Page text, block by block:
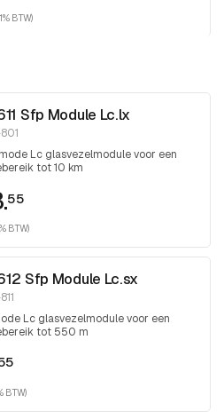
BTW)
Sfp Module Lc.lx
Lc glasvezelmodule voor een
tot 10 km
55
BTW)
Sfp Module Lc.sx
Lc glasvezelmodule voor een
tot 550 m
BTW)